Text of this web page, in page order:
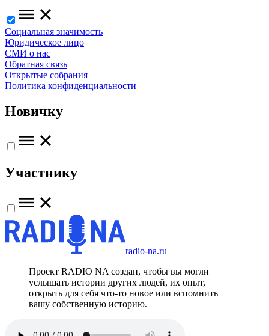
Социальная значимость
Юридическое лицо
СМИ о нас
Обратная связь
Открытые собрания
Политика конфиденциальности
Новичку
Участнику
radio-na.ru
Проект RADIO NA создан, чтобы вы могли
услышать истории других людей, их опыт,
открыть для себя что-то новое или вспомнить
вашу собственную историю.